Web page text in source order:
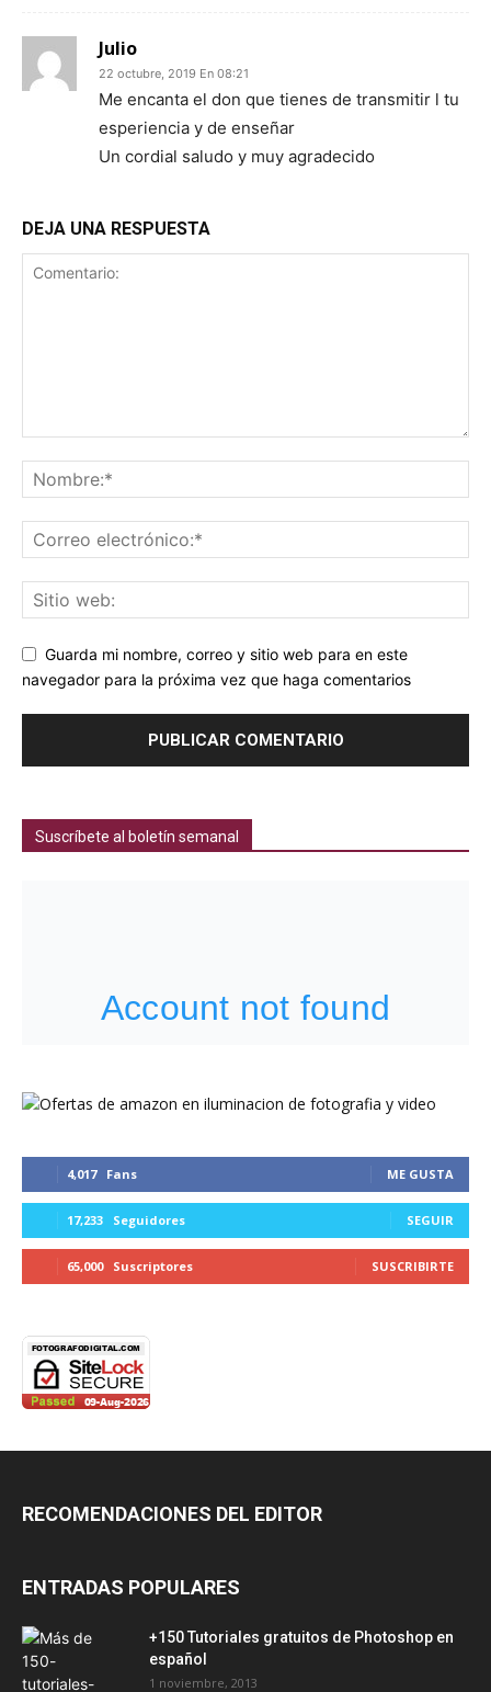
Julio
22 octubre, 2019 En 08:21
Me encanta el don que tienes de transmitir l tu
esperiencia y de enseñar
Un cordial saludo y muy agradecido
DEJA UNA RESPUESTA
Guarda mi nombre, correo y sitio web para en este
navegador para la próxima vez que haga comentarios
Suscríbete al boletín semanal
4,017 Fans ME GUSTA
17,233 Seguidores SEGUIR
65,000 Suscriptores SUSCRIBIRTE
RECOMENDACIONES DEL EDITOR
ENTRADAS POPULARES
+150 Tutoriales gratuitos de Photoshop en
español
1 noviembre, 2013